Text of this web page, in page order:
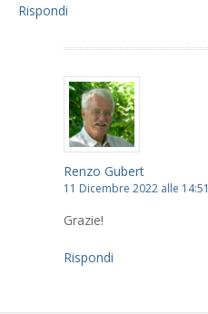
Rispondi
Renzo Gubert
11 Dicembre 2022 alle 14:51
Grazie!
Rispondi